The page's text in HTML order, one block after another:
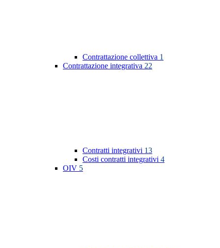
Contrattazione collettiva 1
Contrattazione integrativa 22
Contratti integrativi 13
Costi contratti integrativi 4
OIV 5